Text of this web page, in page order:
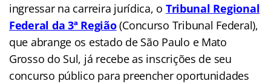
ingressar na carreira jurídica, o Tribunal Regional
Federal da 3ª Região(Concurso Tribunal Federal),
que abrange os estado de São Paulo e Mato
Grosso do Sul, já recebe as inscrições de seu
concurso público para preencher oportunidades